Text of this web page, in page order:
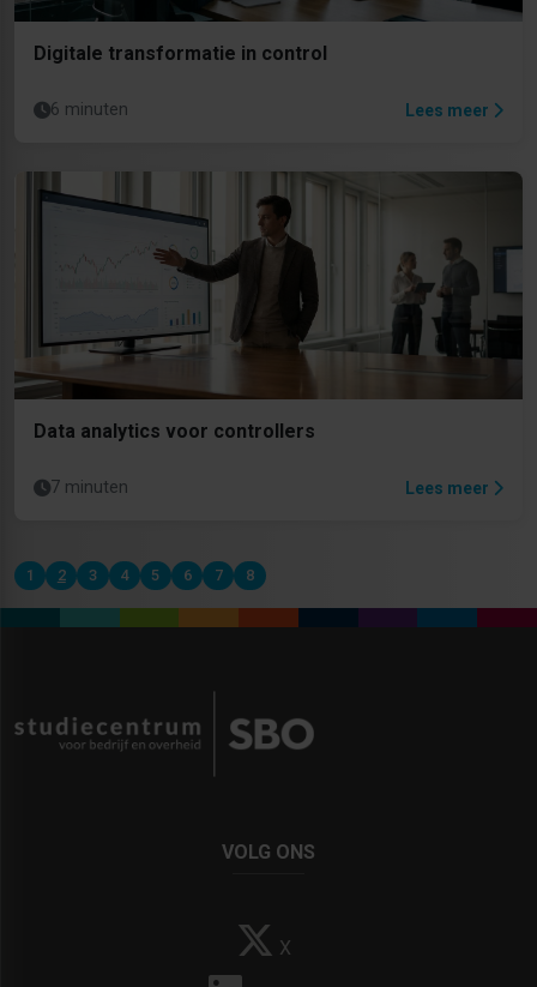
Digitale transformatie in control
6 minuten Lees meer
Data analytics voor controllers
7 minuten Lees meer
1 2 3 4 5 6 7 8
VOLG ONS
X